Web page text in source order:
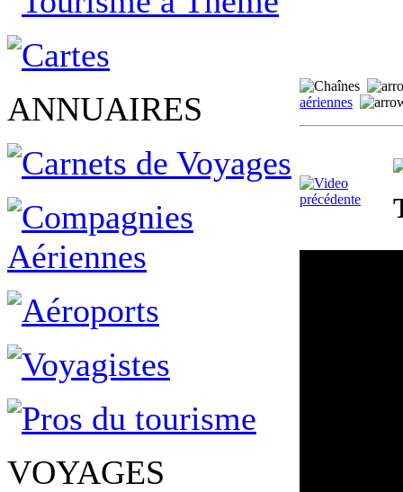
ANNUAIRES
VOYAGES
aériennes